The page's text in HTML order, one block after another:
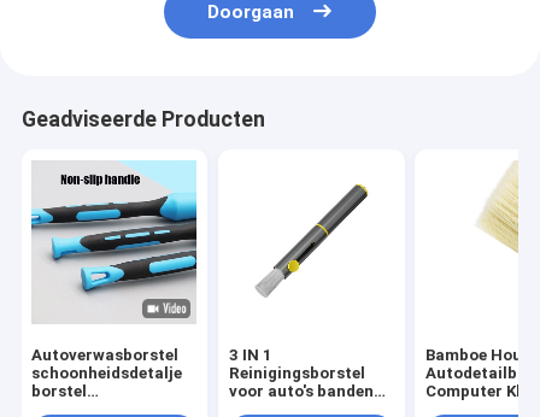
Doorgaan
Geadviseerde Producten
Autoverwasborstel
schoonheidsdetalje
borstel
3 IN 1
Reinigingsborstel
voor auto's banden
Bamboe Hout
Computer